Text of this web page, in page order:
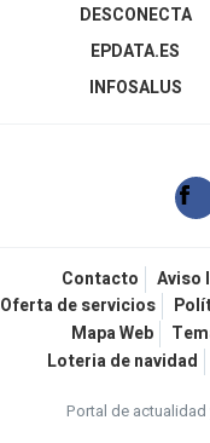
DESCONECTA
EPDATA.ES
INFOSALUS
Contacto Aviso
Oferta de servicios
Mapa Web
Loteria de navidad
Portal de